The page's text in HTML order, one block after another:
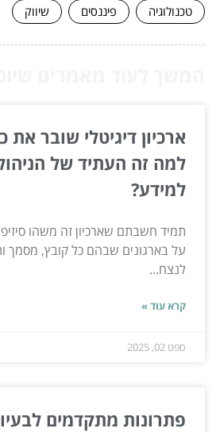
טכנולוגיה פיננסים שיווק
ארכיון דיגיטלי שובר את
למה זה העתיד של
למידע?
תמיד חשבתם שארכיון זה משהו
על בארגונים שבהם כל קובץ, מסמך
לנצח...
קרא עוד »
ספט 02, 2025
פתרונות מתקדמים